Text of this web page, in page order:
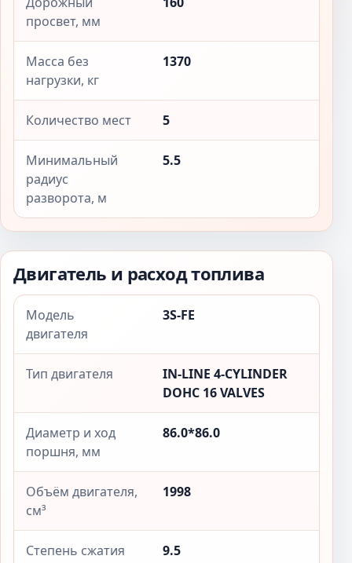
просвет, мм
Масса без
нагрузки, кг
1370
Количество мест 5
Минимальный
радиус
разворота, м
5.5
Двигатель и расход топлива
Модель
двигателя
3S-FE
Тип двигателя
IN-LINE 4-CYLINDER
DOHC 16 VALVES
Диаметр и ход
поршня, мм
86.0*86.0
Объём двигателя,
см³
1998
Степень сжатия 9.5